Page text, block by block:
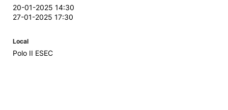
20-01-2025 14:30
27-01-2025 17:30
Local
Polo II ESEC